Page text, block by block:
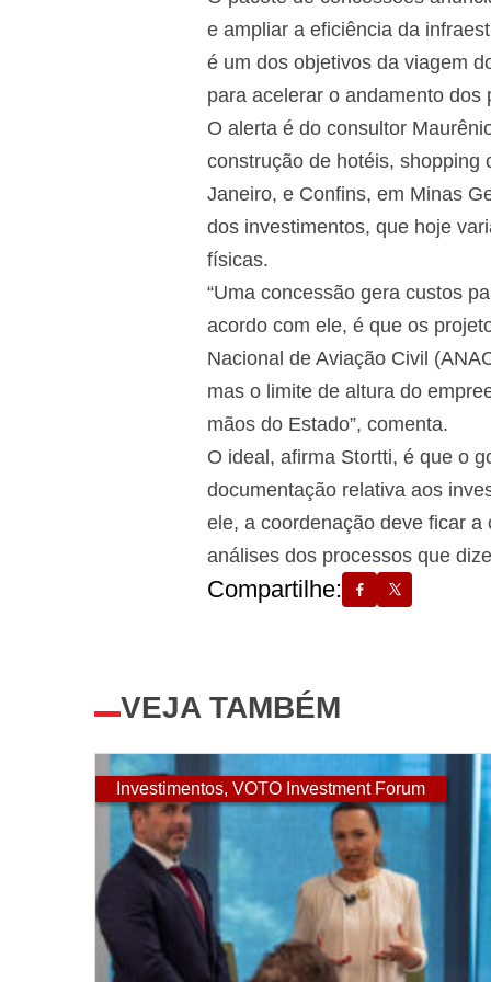
e ampliar a eficiência da
é um dos objetivos da viagem
para acelerar o andamento
O alerta é do consultor
construção de hotéis, shopping
Janeiro, e Confins, em Minas
dos investimentos, que hoje
físicas.
“Uma concessão gera custos
acordo com ele, é que os
Nacional de Aviação Civil
mas o limite de altura do
mãos do Estado”, comenta.
O ideal, afirma Stortti, é que o
documentação relativa aos
ele, a coordenação deve ficar
análises dos processos que
Compartilhe:
VEJA TAMBÉM
Investimentos, VOTO Investment Forum